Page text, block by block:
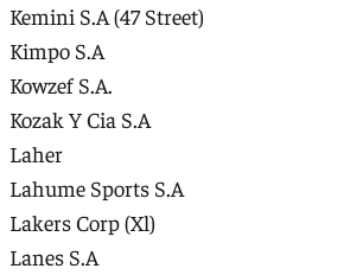
Kemini S.A (47 Street)
Kimpo S.A
Kowzef S.A.
Kozak Y Cia S.A
Laher
Lahume Sports S.A
Lakers Corp (Xl)
Lanes S.A